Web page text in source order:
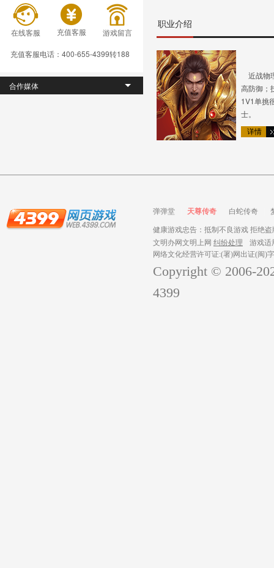
在线客服 充值客服 游戏留言
充值客服电话：400-655-4399转188
合作媒体
职业介绍
近战物
高防御；
1V1单挑
士。
详情
弹弹堂 天尊传奇 白蛇传奇
健康游戏忠告：抵制不良游戏 拒绝
文明办网文明上网 纠纷处理
游戏适
网络文化经营许可证:(署)网出证(闽)
Copyright © 2006-
4399